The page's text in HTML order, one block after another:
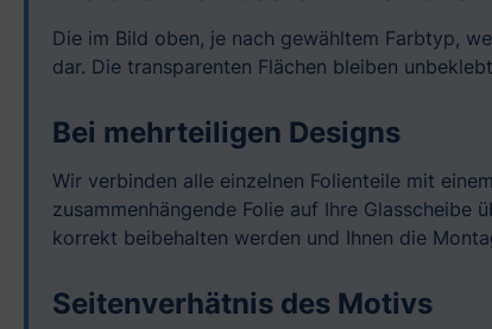
Die im Bild oben, je nach gewähltem Farbtyp,
dar. Die transparenten Flächen bleiben
Bei mehrteiligen Designs
Wir verbinden alle einzelnen Folienteile mit
zusammenhängende Folie auf Ihre
korrekt beibehalten werden und Ihnen die
Seitenverhätnis des Motivs